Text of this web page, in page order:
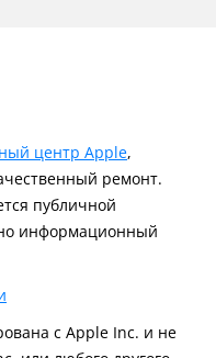
центр Apple,
ремонт.
публичной
информационный
c Apple Inc. и не